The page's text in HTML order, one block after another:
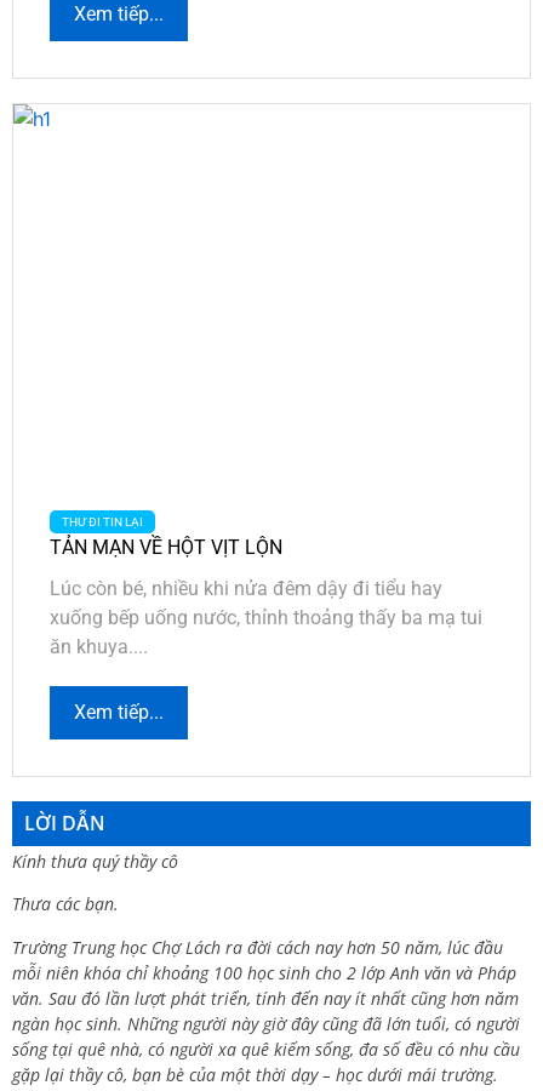
Xem tiếp...
THƯ ĐI TIN LẠI
TẢN MẠN VỀ HỘT VỊT LỘN
Lúc còn bé, nhiều khi nửa đêm dậy đi tiểu hay
xuống bếp uống nước, thỉnh thoảng thấy ba mạ tui
ăn khuya....
Xem tiếp...
LỜI DẪN
Kính thưa quý thầy cô
Thưa các bạn.
Trường Trung học Chợ Lách ra đời cách nay hơn 50 năm, lúc đầu
mỗi niên khóa chỉ khoảng 100 học sinh cho 2 lớp Anh văn và Pháp
văn. Sau đó lần lượt phát triển, tính đến nay ít nhất cũng hơn năm
ngàn học sinh. Những người này giờ đây cũng đã lớn tuổi, có người
sống tại quê nhà, có người xa quê kiếm sống, đa số đều có nhu cầu
gặp lại thầy cô, bạn bè của một thời dạy – học dưới mái trường.